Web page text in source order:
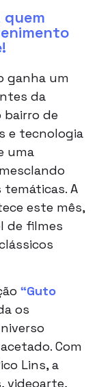
ganha um
da
bairro de
e tecnologia
uma
A
este mês,
de filmes
“Guto
os
Com
Lins, a
videoarte,